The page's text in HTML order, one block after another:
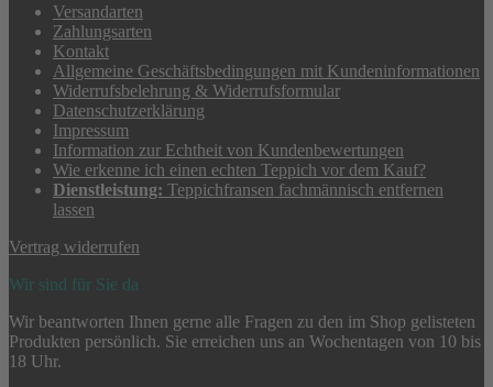
Versandarten
Zahlungsarten
Kontakt
Allgemeine Geschäftsbedingungen mit Kundeninformationen
Widerrufsbelehrung & Widerrufsformular
Datenschutzerklärung
Impressum
Information zur Echtheit von Kundenbewertungen
Wie erkenne ich einen echten Teppich vor dem Kauf?
Dienstleistung: Teppichfransen fachmännisch entfernen
lassen
Vertrag widerrufen
Wir sind für Sie da
Wir beantworten Ihnen gerne alle Fragen zu den im Shop gelisteten
Produkten persönlich. Sie erreichen uns an Wochentagen von 10 bis
18 Uhr.